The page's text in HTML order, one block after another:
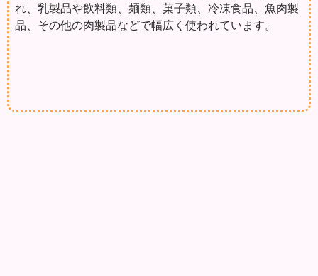
れ、乳製品や飲料類、麺類、菓子類、冷凍食品、魚肉製
品、その他の肉製品などで幅広く使われています。